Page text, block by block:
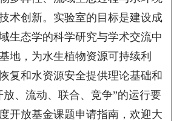
术创新。实验室的目标是建设成
生态学的科学研究与学术交流中
地，为水生植物资源可持续利
复和水资源安全提供理论基础和
、流动、联合、竞争”的运行要
开放基金课题申请指南，欢迎大